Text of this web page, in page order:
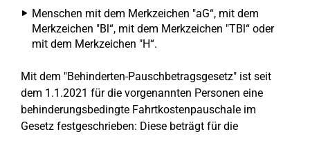
Menschen mit dem Merkzeichen "aG“, mit dem
Merkzeichen "Bl“, mit dem Merkzeichen "TBl“ oder
mit dem Merkzeichen "H“.
Mit dem "Behinderten-Pauschbetragsgesetz" ist seit
dem 1.1.2021 für die vorgenannten Personen eine
behinderungsbedingte Fahrtkostenpauschale im
Gesetz festgeschrieben: Diese beträgt für die